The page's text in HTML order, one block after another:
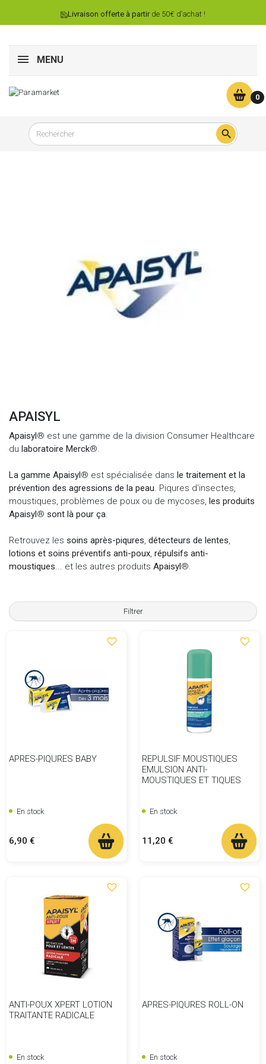
Livraison offerte à partirde 50€ d’achat !
MENU
0

APAISYL
Apaisyl® est une gamme de la division Consumer Healthcare
du laboratoire Merck®.
La gamme Apaisyl® est spécialisée dans le traitement et la
prévention des agressions de la peau. Piqures d'insectes,
moustiques, problèmes de poux ou de mycoses, les produits
Apaisyl® sont là pour ça.
Retrouvez les soins après-piqures, détecteurs de lentes,
lotions et soins préventifs anti-poux, répulsifs anti-
moustiques... et les autres produits Apaisyl®.
Filtrer
favorite_border
APRES-PIQURES BABY
En stock
Prix
6,90 €
favorite_border
REPULSIF MOUSTIQUES
EMULSION ANTI-
MOUSTIQUES ET TIQUES
En stock
Prix
11,20 €
favorite_border
ANTI-POUX XPERT LOTION
TRAITANTE RADICALE
En stock
favorite_border
APRES-PIQURES ROLL-ON
En stock